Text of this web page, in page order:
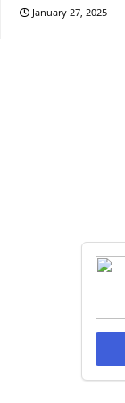
January 27, 2025